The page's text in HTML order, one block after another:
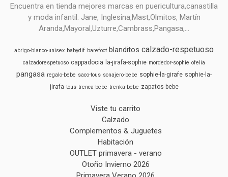
Encuentra en tienda mejores marcas en puericultura,canastilla
y moda infantil. Jane, Inglesina,Mast,Olmitos, Martín
Aranda,Mayoral,Uzturre,Cambrass,Pangasa,...
abrigo-blanco-unisex babydif barefoot blanditos calzado-respetuoso
calzadorespetuoso cappadocia la-jirafa-sophie mordedor-sophie ofelia
pangasa regalo-bebe saco-tous sonajero-bebe sophie-la-girafe sophie-la-
jirafa tous trenca-bebe trenka-bebe zapatos-bebe
Viste tu carrito
Calzado
Complementos & Juguetes
Habitación
OUTLET primavera - verano
Otoño Invierno 2026